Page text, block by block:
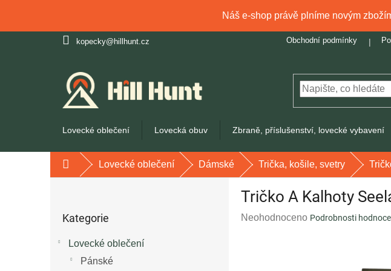
Náš e-shop právě plníme novým
kopecky@hillhunt.cz Obchodní podmínky
Lovecké oblečení Lovecká obuv Zbraně, příslušenství, lovecké vybavení
Domů Lovecké oblečení Dámské Trička, košile, svetry
kategorie
Kategorie
Lovecké oblečení
Pánské
Tričko A Kalhoty
Průměrné
Neohodnoceno Podrobnosti